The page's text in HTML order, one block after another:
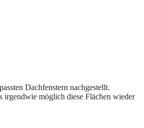
Dachfenstern nachgestellt.
irgendwie möglich diese Flächen wieder